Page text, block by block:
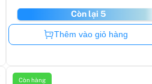
Còn lại 5
Còn hàng
Thêm vào giỏ hàng
Còn hàng